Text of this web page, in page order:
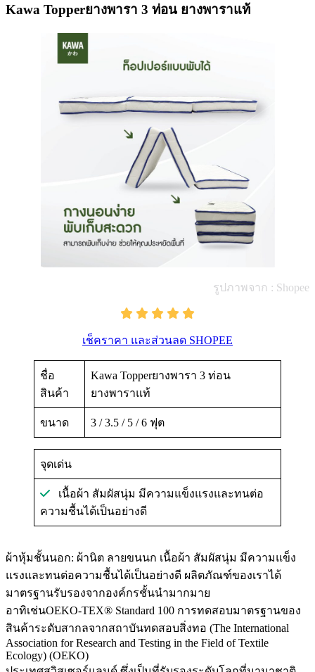
Kawa Topperยางพารา 3 ท่อน ยางพาราแท้
รูปภาพจาก : Shopee
เช็คราคา และส่วนลด SHOPEE
ชื่อ
สินค้า
Kawa Topperยางพารา 3 ท่อน
ยางพาราแท้
ขนาด 3 / 3.5 / 5 / 6 ฟุต
จุดเด่น
เนื้อผ้า สัมผัสนุ่ม มีความแข็งแรงและทนต่อ
ความชื้นได้เป็นอย่างดี
ผ้าหุ้มชั้นนอก: ผ้านิต ลายขนนก เนื้อผ้า สัมผัสนุ่ม มีความแข็ง
แรงและทนต่อความชื้นได้เป็นอย่างดี ผลิตภัณฑ์ของเราได้
มาตรฐานรับรองจากองค์กรชั้นนำมากมาย
อาทิเช่นOEKO-TEX® Standard 100 การทดสอบมาตรฐานของ
สินค้าระดับสากลจากสถาบันทดสอบสิ่งทอ (The International
Association for Research and Testing in the Field of Textile
Ecology) (OEKO)